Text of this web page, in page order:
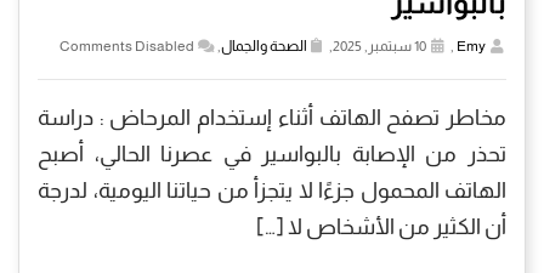
Emy
, الصحة والجمال,
Comments Disabled
مخاطر تصفح الهاتف أثناء إستخدام المرحاض : دراسة
تحذر من الإصابة بالبواسير في عصرنا الحالي، أصبح
الهاتف المحمول جزءًا لا يتجزأ من حياتنا اليومية، لدرجة
أن الكثير من الأشخاص لا […]